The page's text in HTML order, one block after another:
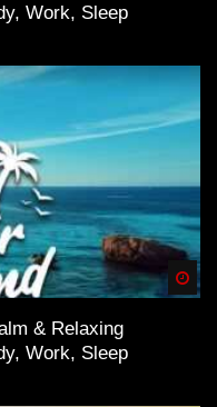
Work, Sleep
& Relaxing
Work, Sleep